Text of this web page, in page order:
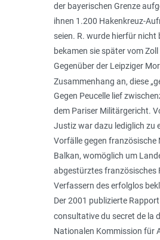
der bayerischen Grenze
ihnen 1.200 Hakenkreuz-
seien. R. wurde hierfür nicht
bekamen sie später vom
Gegenüber der Leipziger
Zusammenhang an, diese „
Gegen Peucelle lief
dem Pariser Militärgericht.
Justiz war dazu lediglich zu
Vorfälle gegen französische
Balkan, womöglich um
abgestürztes französisches
Verfassern des erfolglos
Der 2001 publizierte
consultative du secret de la
Nationalen Kommission für